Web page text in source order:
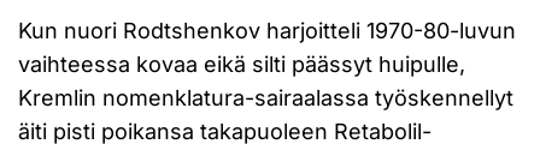
Kun nuori Rodtshenkov harjoitteli 1970-80-luvun
vaihteessa kovaa eikä silti päässyt huipulle,
Kremlin nomenklatura-sairaalassa työskennellyt
äiti pisti poikansa takapuoleen Retabolil-